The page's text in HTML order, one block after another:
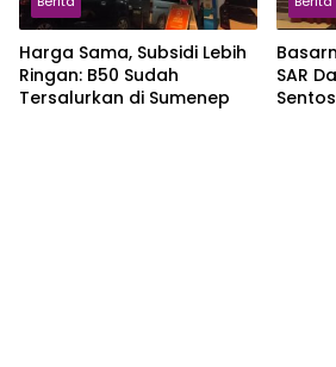
Harga Sama, Subsidi Lebih
Ringan: B50 Sudah
Tersalurkan di Sumenep
SAR